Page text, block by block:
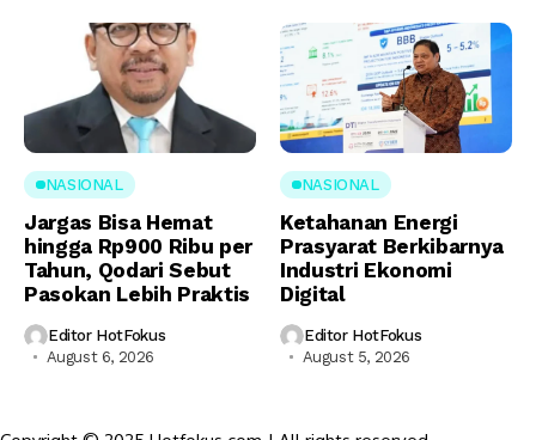
NASIONAL
Jargas Bisa Hemat
hingga Rp900 Ribu per
Tahun, Qodari Sebut
Pasokan Lebih Praktis
Editor HotFokus
August 6, 2026
NASIONAL
Ketahanan Energi
Prasyarat Berkibarnya
Industri Ekonomi
Digital
Editor HotFokus
August 5, 2026